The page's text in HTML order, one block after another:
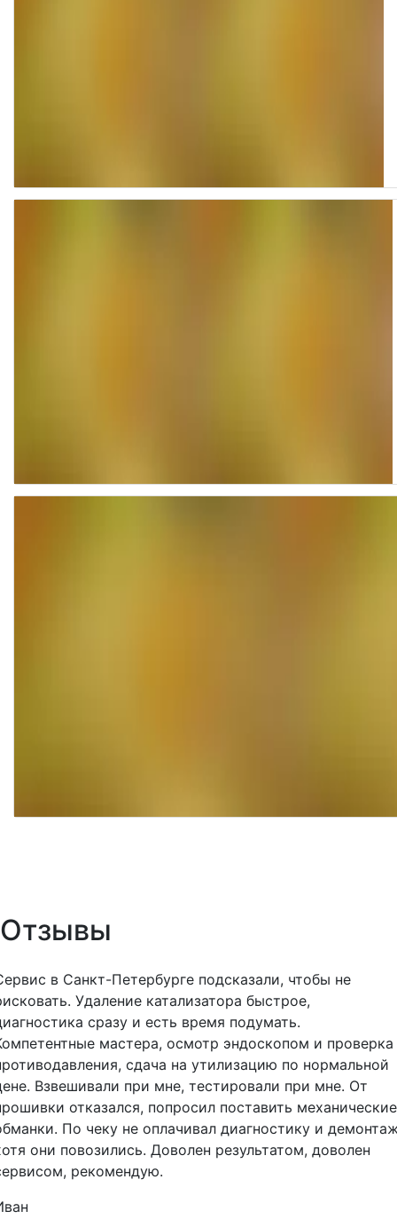
Отзывы
в Санкт-Петербурге подсказали, чтобы не
Удаление катализатора быстрое,
сразу и есть время подумать.
мастера, осмотр эндоскопом и проверка
сдача на утилизацию по нормальной
Взвешивали при мне, тестировали при мне. От
отказался, попросил поставить механические
По чеку не оплачивал диагностику и
они повозились. Доволен результатом, доволен
рекомендую.